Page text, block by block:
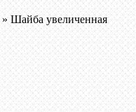
» Шайба увеличенная